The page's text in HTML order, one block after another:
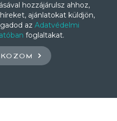
hozzájárulsz ahhoz,
ajánlatokat küldjön,
az Adatvédelmi
foglaltakat.